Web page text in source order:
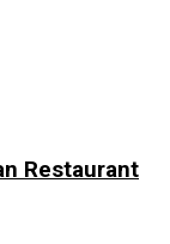
Restaurant